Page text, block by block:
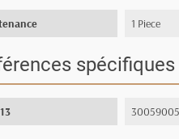
1 Piece
spécifiques